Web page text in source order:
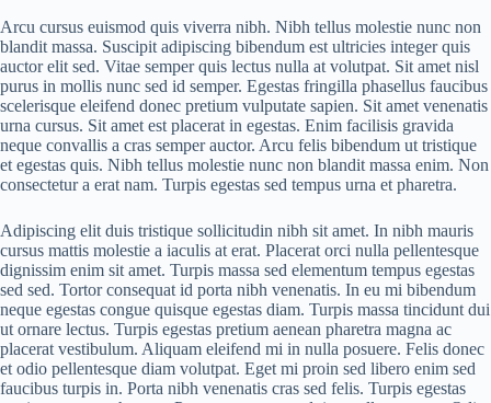
Arcu cursus euismod quis viverra nibh. Nibh tellus molestie nunc non
blandit massa. Suscipit adipiscing bibendum est ultricies integer quis
auctor elit sed. Vitae semper quis lectus nulla at volutpat. Sit amet nisl
purus in mollis nunc sed id semper. Egestas fringilla phasellus faucibus
scelerisque eleifend donec pretium vulputate sapien. Sit amet venenatis
urna cursus. Sit amet est placerat in egestas. Enim facilisis gravida
neque convallis a cras semper auctor. Arcu felis bibendum ut tristique
et egestas quis. Nibh tellus molestie nunc non blandit massa enim. Non
consectetur a erat nam. Turpis egestas sed tempus urna et pharetra.
Adipiscing elit duis tristique sollicitudin nibh sit amet. In nibh mauris
cursus mattis molestie a iaculis at erat. Placerat orci nulla pellentesque
dignissim enim sit amet. Turpis massa sed elementum tempus egestas
sed sed. Tortor consequat id porta nibh venenatis. In eu mi bibendum
neque egestas congue quisque egestas diam. Turpis massa tincidunt dui
ut ornare lectus. Turpis egestas pretium aenean pharetra magna ac
placerat vestibulum. Aliquam eleifend mi in nulla posuere. Felis donec
et odio pellentesque diam volutpat. Eget mi proin sed libero enim sed
faucibus turpis in. Porta nibh venenatis cras sed felis. Turpis egestas